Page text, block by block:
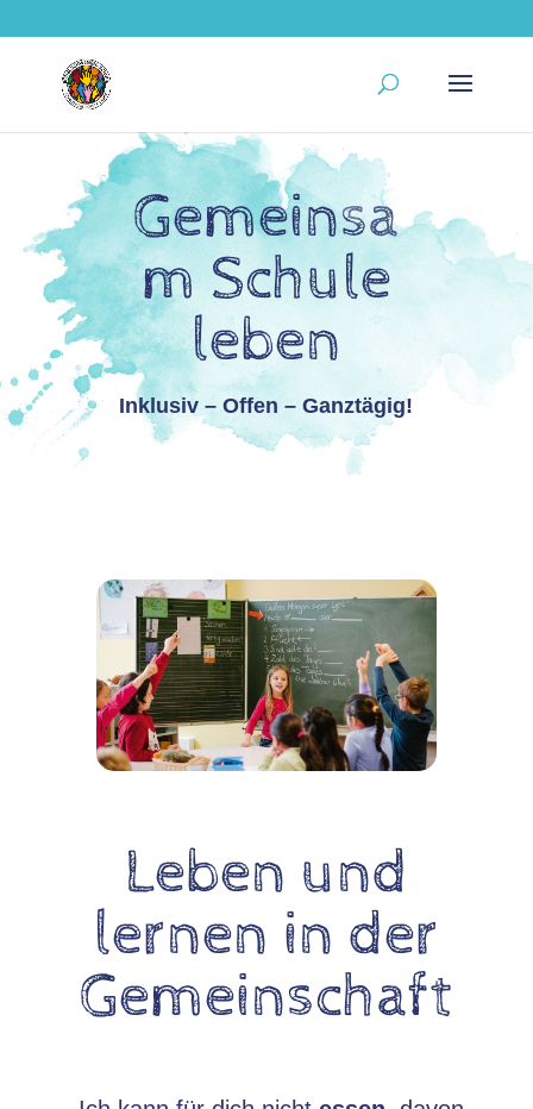
Gemeinsa
m Schule
leben
Inklusiv – Offen – Ganztägig!
Leben und
lernen in der
Gemeinschaft